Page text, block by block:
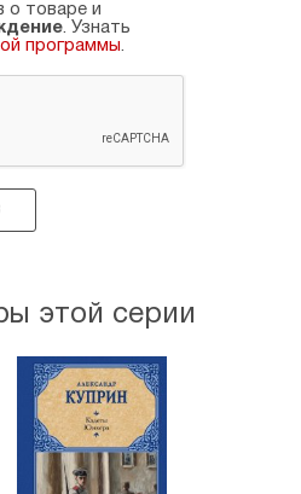
о товаре и
. Узнать
программы.
этой серии